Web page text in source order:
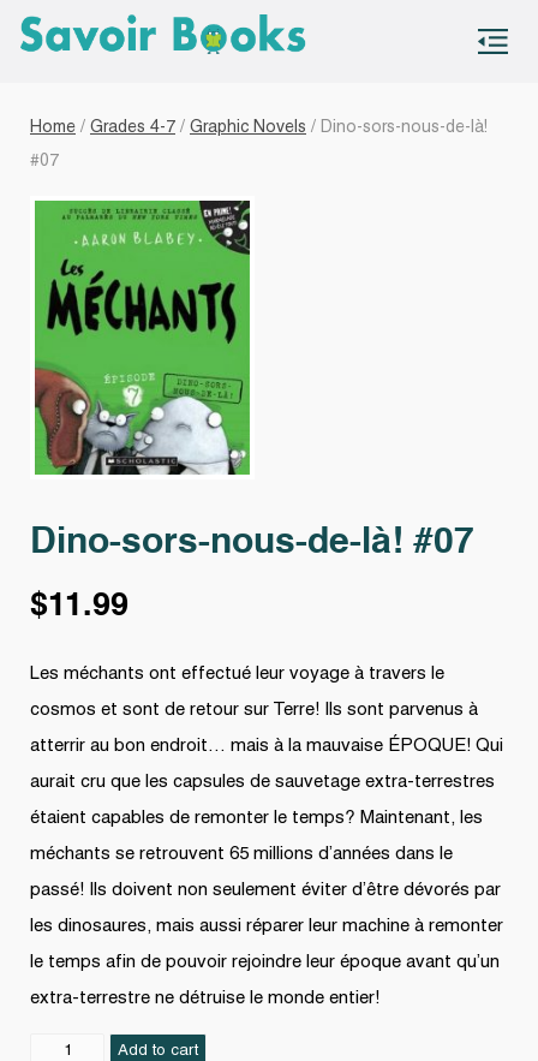
Home / Grades 4-7 / Graphic Novels / Dino-sors-nous-de-là!
#07
Dino-sors-nous-de-là! #07
$11.99
Les méchants ont effectué leur voyage à travers le
cosmos et sont de retour sur Terre! Ils sont parvenus à
atterrir au bon endroit… mais à la mauvaise ÉPOQUE! Qui
aurait cru que les capsules de sauvetage extra-terrestres
étaient capables de remonter le temps? Maintenant, les
méchants se retrouvent 65 millions d’années dans le
passé! Ils doivent non seulement éviter d’être dévorés par
les dinosaures, mais aussi réparer leur machine à remonter
le temps afin de pouvoir rejoindre leur époque avant qu’un
extra-terrestre ne détruise le monde entier!
Dino-
Add to cart